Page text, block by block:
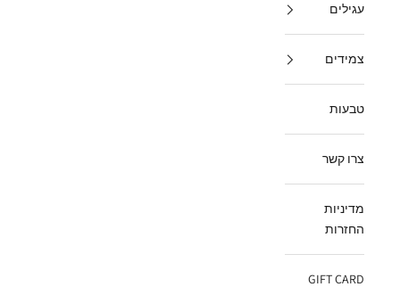
עגילים
צמידים
טבעות
צרו קשר
מדיניות
החזרות
GIFT CARD